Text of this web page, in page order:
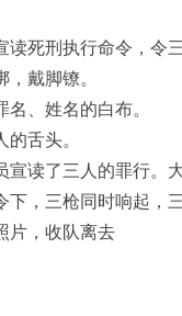
读死刑执行命令，令
戴脚镣。
、姓名的白布。
舌头。
读了三人的罪行。
，三枪同时响起，
片，收队离去